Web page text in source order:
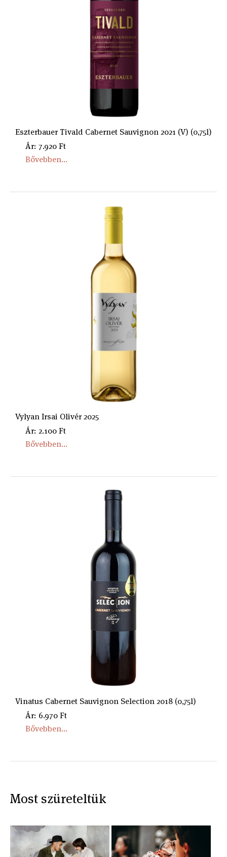
Eszterbauer Tivald Cabernet Sauvignon 2021 (V) (0,75l)
Ár: 7.920 Ft
Bővebben...
Vylyan Irsai Olivér 2025
Ár: 2.100 Ft
Bővebben...
Vinatus Cabernet Sauvignon Selection 2018 (0,75l)
Ár: 6.970 Ft
Bővebben...
Most szüreteltük